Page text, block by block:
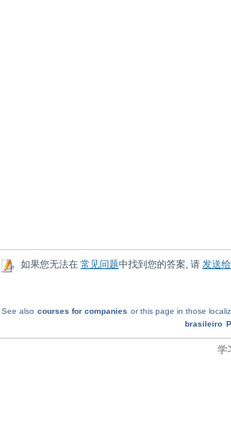
如果您无法在 常见问题中找到您的答案, 请 发送
See also courses for companies or this page in those
brasileiro
学